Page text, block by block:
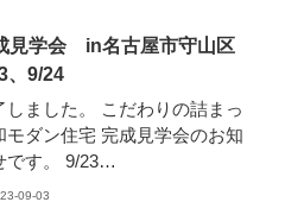
見学会 in名古屋市守山区
、9/24
しました。 こだわりの詰まっ
モダン住宅 完成見学会のお知
です。 9/23…
09-03